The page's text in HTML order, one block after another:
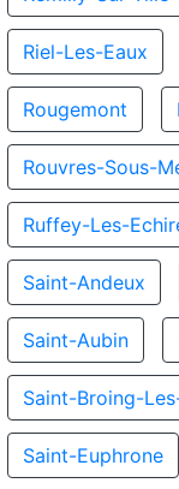
Riel-Les-Eaux
Rougemont
Rouvres-Sous-
Ruffey-Les-
Saint-Andeux
Saint-Aubin
Saint-Broing-
Saint-Euphrone